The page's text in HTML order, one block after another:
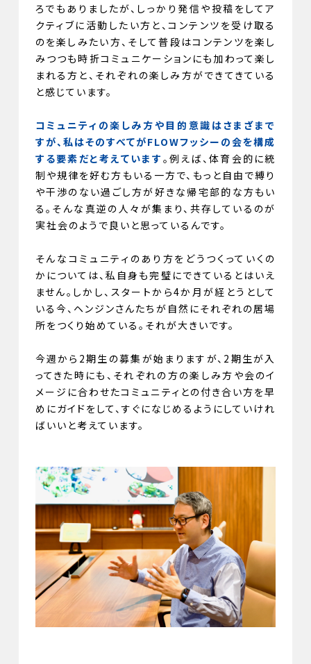
ろでもありましたが、しっかり発信や投稿をしてア
クティブに活動したい方と、コンテンツを受け取る
のを楽しみたい方、そして普段はコンテンツを楽し
みつつも時折コミュニケーションにも加わって楽し
まれる方と、それぞれの楽しみ方ができてきている
と感じています。
コミュニティの楽しみ方や目的意識はさまざまで
すが、私はそのすべてがFLOWフッシーの会を構成
する要素だと考えています 。例えば、体育会的に統
制や規律を好む方もいる一方で、もっと自由で縛り
や干渉のない過ごし方が好きな帰宅部的な方もい
る。そんな真逆の人々が集まり、共存しているのが
実社会のようで良いと思っているんです。
そんなコミュニティのあり方をどうつくっていくの
かについては、私自身も完璧にできているとはいえ
ません。しかし、スタートから4か月が経とうとして
いる今、ヘンジンさんたちが自然にそれぞれの居場
所をつくり始めている。それが大きいです。
今週から2期生の募集が始まりますが、2期生が入
ってきた時にも、それぞれの方の楽しみ方や会のイ
メージに合わせたコミュニティとの付き合い方を早
めにガイドをして、すぐになじめるようにしていけれ
ばいいと考えています。